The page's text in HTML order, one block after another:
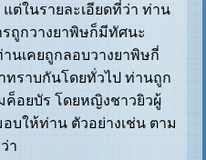
ต่ในรายละเอียดที่ว่า ท่าน
ถูกวางยาพิษก็มีทัศนะ
านเคยถูกลอบวางยาพิษกี่
ทราบกันโดยทั่วไป ท่านถูก
ค็อยบัร โดยหญิงชาวยิวผู้
บให้ท่าน ตัวอย่างเช่น ตาม
า